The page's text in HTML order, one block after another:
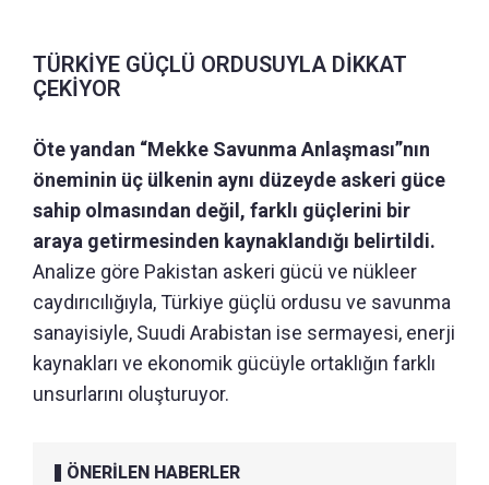
TÜRKİYE GÜÇLÜ ORDUSUYLA DİKKAT
ÇEKİYOR
Öte yandan “Mekke Savunma Anlaşması”nın
öneminin üç ülkenin aynı düzeyde askeri güce
sahip olmasından değil, farklı güçlerini bir
araya getirmesinden kaynaklandığı belirtildi.
Analize göre Pakistan askeri gücü ve nükleer
caydırıcılığıyla, Türkiye güçlü ordusu ve savunma
sanayisiyle, Suudi Arabistan ise sermayesi, enerji
kaynakları ve ekonomik gücüyle ortaklığın farklı
unsurlarını oluşturuyor.
ÖNERİLEN HABERLER